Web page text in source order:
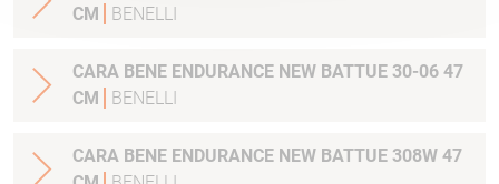
CM
BENELLI
CARA BENE ENDURANCE NEW BATTUE 30-06 47
CM
BENELLI
CARA BENE ENDURANCE NEW BATTUE 308W 47